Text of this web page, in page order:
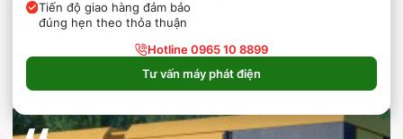
Tiến độ giao hàng đảm bảo
đúng hẹn theo thỏa thuận
Tư vấn máy phát điện
Hotline 0965 10 8899